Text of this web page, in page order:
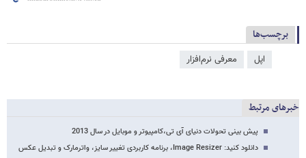
برچسب‌ها
اپل معرفی نرم‌افزار
خبرهای مرتبط
پیش بینی تحولات دنیای آی تی،کامپیوتر و موبایل در سال 2013
دانلود کنید: Image Resizer، برنامه کاربردی تغییر سایز، واترمارک و تبدیل عکس